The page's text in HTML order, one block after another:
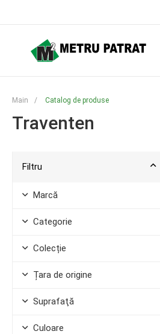
Main / Catalog de produse
Traventen
Filtru
Marcă
Categorie
Colecție
Țara de origine
Suprafaţă
Culoare